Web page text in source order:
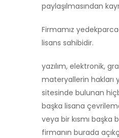
paylaşılmasından
Firmamız
lisans sahibidir.
yazılım, elektronik,
materyallerin hakları
sitesinde bulunan
başka lisana
veya bir kısmı başka
firmanın burada